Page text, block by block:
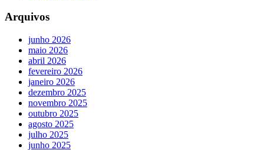
Arquivos
junho 2026
maio 2026
abril 2026
fevereiro 2026
janeiro 2026
dezembro 2025
novembro 2025
outubro 2025
agosto 2025
julho 2025
junho 2025